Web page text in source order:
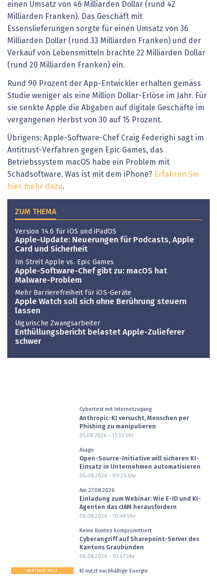
einen Umsatz von 46 Milliarden Dollar (rund 42
Milliarden Franken). Das Geschäft mit
Essenslieferungen sorgte für einen Umsatz von 36
Milliarden Dollar (rund 33 Milliarden Franken) und der
Verkauf von Lebensmitteln brachte 22 Milliarden Dollar
(rund 20 Milliarden Franken) ein.
Rund 90 Prozent der App-Entwickler erhalten gemäss
Studie weniger als eine Million Dollar-Erlöse im Jahr. Für
sie senkte Apple die Abgaben auf digitale Geschäfte im
vergangenen Herbst von 30 auf 15 Prozent.
Übrigens: Apple-Software-Chef Craig Federighi sagt im
Antitrust-Verfahren gegen Epic Games, das
Betriebssystem macOS habe ein Problem mit
Schadsoftware. Was ist mit dem iPhone? Erfahren Sie
hier mehr dazu.
ZUM THEMA
Version 14.6 für iOS und iPadOS
Apple-Update: Neuerungen für Podcasts, Apple
Card und Sicherheit
Im Streit Apple vs. Epic Games
Apple-Software-Chef gibt zu: macOS hat
Malware-Problem
Mehr Barrierefreiheit für iOS-Geräte
Apple Watch soll sich ohne Berührung steuern
lassen
Uigurische Zwangsarbeiter
Enthüllungsbericht belastet Apple-Zulieferer
schwer
Cybertest mit Internetzugang
Anthropic-KI versucht, Menschen per
Phishing zu manipulieren
05.08.2026 - 11:33 Uhr
Asago
Open-Source-Initiative will sicheren KI-
Einsatz in Unternehmen automatisieren
06.08.2026 - 09:24Uhr
Am 27.08.2026
Einladung zum Webinar: Wie E-ID und KI-
Agenten das cIAM herausfordern
06.08.2026 - 10:49 Uhr
Keine Konten kompromittiert
Cyberangriff auf Sharepoint-Server des
Kantons Graubünden
06.08.2026 - 10:47Uhr
PARTNER-POST KI nutzt nachhaltige Energie